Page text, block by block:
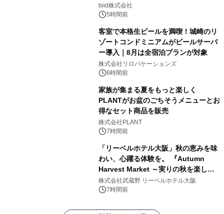
日(土)振替開催＆受付スタート！
biid株式会社
5時間前
客室で本格生ビールを満喫！城崎のリ
ゾートコンドミニアムがビールサーバ
ー導入｜8月は全宿泊プランが対象
株式会社リロバケーションズ
6時間前
家族が集まる夏をもっと楽しく
PLANTがお盆のごちそうメニューとお
得なセット商品を販売
株式会社PLANT
7時間前
「リーベルホテル大阪」秋の恵みを味
わい、心躍る体験を。 『Autumn
Harvest Market ～実りの秋を楽しむ
ディナー&スイーツビュッフェ～』を9
月18日より開催！
株式会社武蔵野 リーベルホテル大阪
7時間前